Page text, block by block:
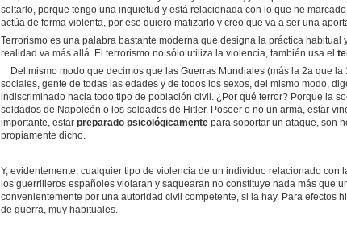
soltarlo, porque tengo una inquietud y está relacionada con lo que he
actúa de forma violenta, por eso quiero matizarlo y creo que va a ser una
Terrorismo es una palabra bastante moderna que designa la práctica
realidad va más allá. El terrorismo no sólo utiliza la violencia, también usa el
Del mismo modo que decimos que las Guerras Mundiales (más la 2a que
sociales, gente de todas las edades y de todos los sexos, del mismo modo,
indiscriminado hacia todo tipo de población civil. ¿Por qué terror? Porque la
soldados de Napoleón o los soldados de Hitler. Poseer o no un arma, estar
importante, estar preparado psicológicamentepara soportar un ataque, son
propiamente dicho.
Y, evidentemente, cualquier tipo de violencia de un individuo relacionado
los guerrilleros españoles violaran y saquearan no constituye nada más que
convenientemente por una autoridad civil competente, si la hay. Para efectos
de guerra, muy habituales.